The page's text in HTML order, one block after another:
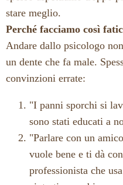
stare meglio.
Perché facciamo così
Andare dallo psicologo
un dente che fa male.
convinzioni errate:
"I panni sporchi si
sono stati educati a
"Parlare con un
vuole bene e ti dà
professionista che